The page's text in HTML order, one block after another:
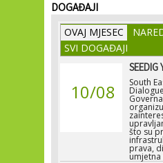
DOGAĐAJI
OVAJ MJESEC
SVI DOGAĐAJI
10/08 South
što su
prava,